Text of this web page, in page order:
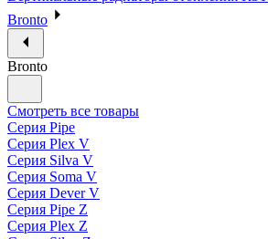
Bronto
Bronto
Смотреть все товары
Серия Pipe
Серия Plex V
Серия Silva V
Серия Soma V
Серия Dever V
Серия Pipe Z
Серия Plex Z